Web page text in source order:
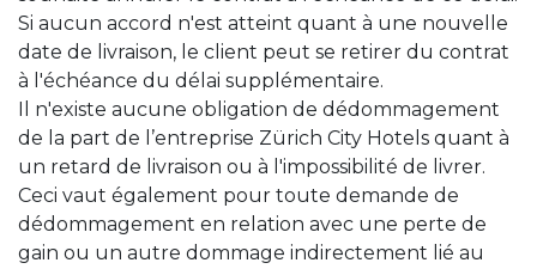
Si aucun accord n'est atteint quant à une nouvelle
date de livraison, le client peut se retirer du contrat
à l'échéance du délai supplémentaire.
Il n'existe aucune obligation de dédommagement
de la part de l’entreprise Zürich City Hotels quant à
un retard de livraison ou à l'impossibilité de livrer.
Ceci vaut également pour toute demande de
dédommagement en relation avec une perte de
gain ou un autre dommage indirectement lié au